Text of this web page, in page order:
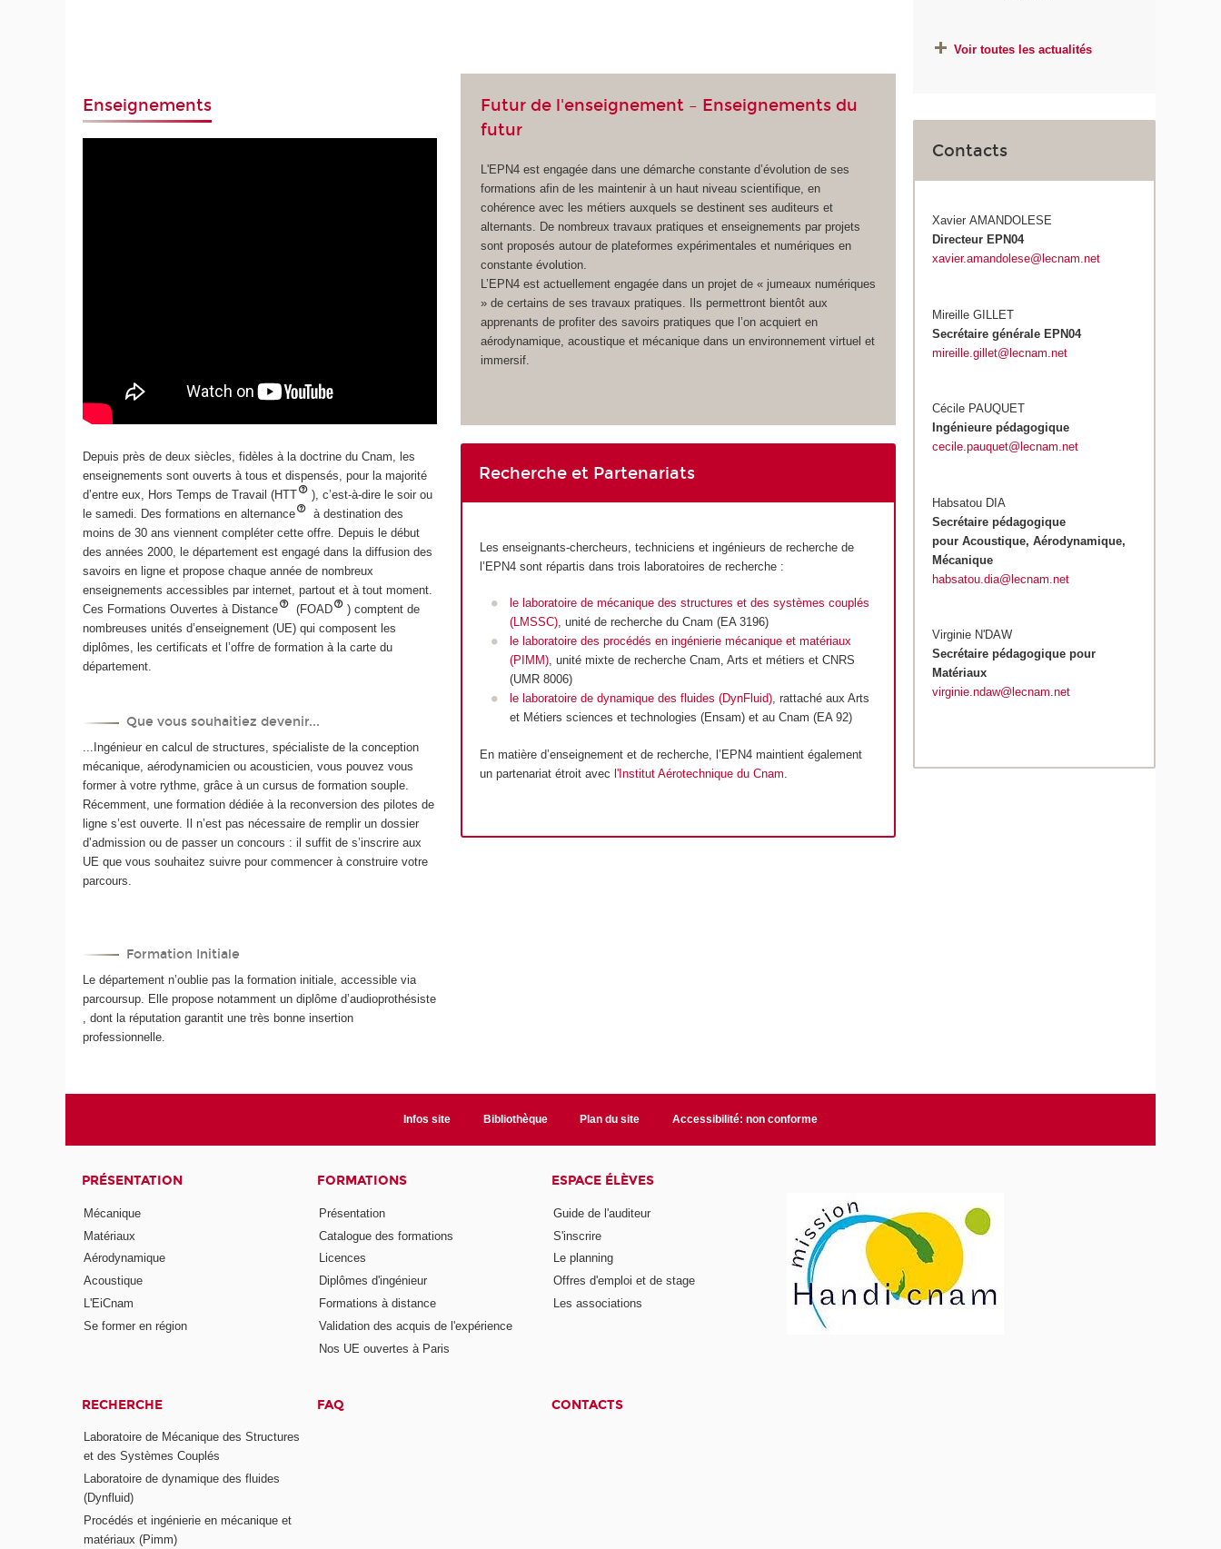
Enseignements
Depuis près de deux siècles, fidèles à la doctrine du Cnam, les
enseignements sont ouverts à tous et dispensés, pour la majorité
d’entre eux, Hors Temps de Travail (HTT
), c’est-à-dire le soir ou
le samedi. Des formations en alternance
à destination des
moins de 30 ans viennent compléter cette offre. Depuis le début
des années 2000, le département est engagé dans la diffusion des
savoirs en ligne et propose chaque année de nombreux
enseignements accessibles par internet, partout et à tout moment.
Ces Formations Ouvertes à Distance
(FOAD
) comptent de
nombreuses unités d’enseignement (UE) qui composent les
diplômes, les certificats et l’offre de formation à la carte du
département.
Que vous souhaitiez devenir...
...Ingénieur en calcul de structures, spécialiste de la conception
mécanique, aérodynamicien ou acousticien, vous pouvez vous
former à votre rythme, grâce à un cursus de formation souple.
Récemment, une formation dédiée à la reconversion des pilotes de
ligne s’est ouverte. Il n’est pas nécessaire de remplir un dossier
d’admission ou de passer un concours : il suffit de s’inscrire aux
UE que vous souhaitez suivre pour commencer à construire votre
parcours.
Formation Initiale
Le département n’oublie pas la formation initiale, accessible via
parcoursup. Elle propose notamment un diplôme d’audioprothésiste
, dont la réputation garantit une très bonne insertion
professionnelle.
Futur de l'enseignement – Enseignements du
futur
L'EPN4 est engagée dans une démarche constante d’évolution de ses
formations afin de les maintenir à un haut niveau scientifique, en
cohérence avec les métiers auxquels se destinent ses auditeurs et
alternants. De nombreux travaux pratiques et enseignements par projets
sont proposés autour de plateformes expérimentales et numériques en
constante évolution.
L’EPN4 est actuellement engagée dans un projet de « jumeaux numériques
» de certains de ses travaux pratiques. Ils permettront bientôt aux
apprenants de profiter des savoirs pratiques que l’on acquiert en
aérodynamique, acoustique et mécanique dans un environnement virtuel et
immersif.
Recherche et Partenariats
Les enseignants-chercheurs, techniciens et ingénieurs de recherche de
l’EPN4 sont répartis dans trois laboratoires de recherche :
le laboratoire de mécanique des structures et des systèmes couplés
(LMSSC), unité de recherche du Cnam (EA 3196)
le laboratoire des procédés en ingénierie mécanique et matériaux
(PIMM), unité mixte de recherche Cnam, Arts et métiers et CNRS
(UMR 8006)
le laboratoire de dynamique des fluides (DynFluid), rattaché aux Arts
et Métiers sciences et technologies (Ensam) et au Cnam (EA 92)
En matière d’enseignement et de recherche, l’EPN4 maintient également
un partenariat étroit avecl'Institut Aérotechnique du Cnam
Voir toutes les actualités
Contacts
Xavier AMANDOLESE
Directeur EPN04
xavier.amandolese@lecnam.net
Mireille GILLET
Secrétaire générale EPN04
mireille.gillet@lecnam.net
Cécile PAUQUET
Ingénieure pédagogique
cecile.pauquet@lecnam.net
Habsatou DIA
Secrétaire pédagogique
pour Acoustique, Aérodynamique,
Mécanique
habsatou.dia@lecnam.net
Virginie N'DAW
Secrétaire pédagogique pour
Matériaux
virginie.ndaw@lecnam.net
Infos site Bibliothèque Plan du site Accessibilité: non conforme
PRÉSENTATION
Mécanique
Matériaux
Aérodynamique
Acoustique
L'EiCnam
Se former en région
FORMATIONS
Présentation
Catalogue des formations
Licences
Diplômes d'ingénieur
Formations à distance
Validation des acquis de l'expérience
Nos UE ouvertes à Paris
ESPACE ÉLÈVES
Guide de l'auditeur
S'inscrire
Le planning
Offres d'emploi et de stage
Les associations
RECHERCHE
Laboratoire de Mécanique des Structures
et des Systèmes Couplés
Laboratoire de dynamique des fluides
(Dynfluid)
Procédés et ingénierie en mécanique et
matériaux (Pimm)
FAQ CONTACTS